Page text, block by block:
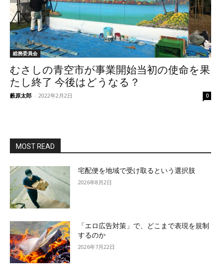
総務委員会
むさしの青空市が事業開始当初の使命を果
たし終了 今後はどうなる？
藪原太郎 - 2022年2月2日 0
MOST READ
宅配便を地域で受け取るという選択肢
2026年8月2日
「エロ広告対策」で、どこまで表現を規制
するのか
2026年7月22日